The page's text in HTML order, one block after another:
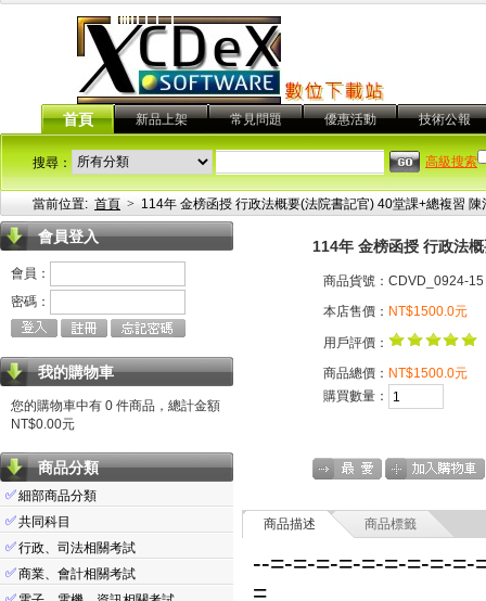
首頁 新品上架 常見問題 優惠活動 技術公報
搜尋： 高級搜索
當前位置: 首頁 > 114年 金榜函授 行政法概要(法院書記官) 40堂課+總複習
會員登入
會員：
密碼：
我的購物車
您的購物車中有 0 件商品，總計金額
NT$0.00元
商品分類
✅細部商品分類
✅共同科目
✅行政、司法相關考試
✅商業、會計相關考試
114年 金榜函授 行政法
商品貨號：CDVD_0924-15
本店售價： NT$1500.0元
用戶評價：
商品總價： NT$1500.0元
購買數量：
商品描述 商品標籤
--=-=-=-=-=-=-=-=-=-
=